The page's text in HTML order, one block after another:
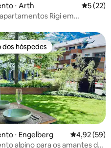
de 5, 13 avaliações
⋅ Arth 5 de
5 (22)
Rigi em
dos hóspedes
dos hóspedes
⋅ Engelberg 4,92 de
4,92 (59)
alpino para os amantes da